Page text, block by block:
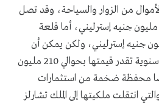
من الزوار والسياحة، وقد تصل
قيمة العقار بأكمله إلى 245 مليون جنيه إسترليني، أما قلعة
فتقدر بنحو 60 مليون جنيه إسترليني، ولكن يمكن أن
تجلب هذه القلعة إيرادات سنوية تقدر قيمتها بحوالي 210 مليون
محفظة ضخمة من استثمارات
انتقلت ملكيتها إلى الملك تشارلز